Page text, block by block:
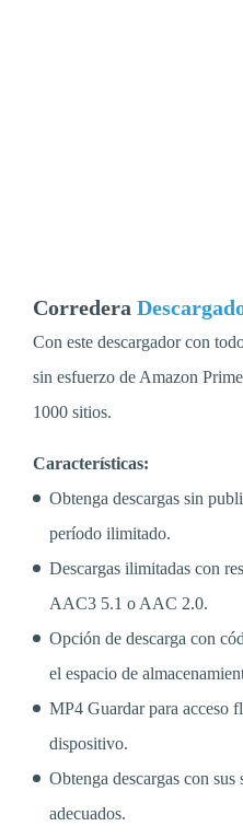
Corredera
Con este descargador con
sin esfuerzo de Amazon
1000 sitios.
Características:
Obtenga descargas sin
período ilimitado.
Descargas ilimitadas con
AAC3 5.1 o AAC 2.0.
Opción de descarga con
el espacio de
MP4 Guardar para acceso
dispositivo.
Obtenga descargas con
adecuados.